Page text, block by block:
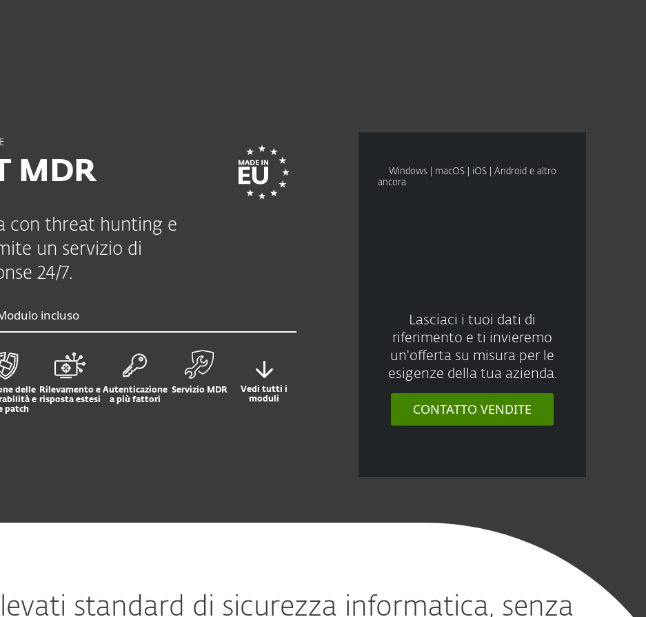
MDR
con threat hunting e
un servizio di
24/7.
incluso
delle
e
patch
Rilevamento e
risposta estesi
Autenticazione
a più fattori
Servizio MDR
Vedi tutti i
moduli
Windows | macOS | iOS | Android e altro
ancora
Lasciaci i tuoi dati di
riferimento e ti invieremo
un'offerta su misura per le
esigenze della tua azienda.
CONTATTO VENDITE
standard di sicurezza informatica, senza